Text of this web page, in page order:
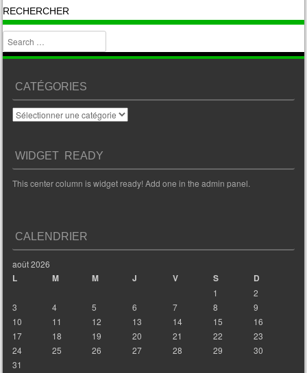
RECHERCHER
Search
CATÉGORIES
Catégories
WIDGET READY
This center column is widget ready! Add one in the admin panel.
CALENDRIER
août 2026
L M M J V S D
1
2
3
4 5 6 7 8
9
10
11 12 13 14 15
16
17
18 19 20 21 22
23
24
25 26 27 28 29
30
31